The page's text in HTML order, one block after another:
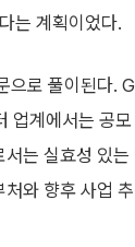
는 계획이었다.
으로 풀이된다.
업계에서는 공모
는 실효성 있는
와 향후 사업